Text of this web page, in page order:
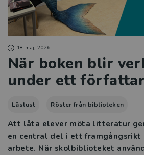
18 maj, 2026
När boken blir
under ett
Läslust Röster från biblioteken
Att låta elever möta litteratur
en central del i ett framgångsrikt
arbete. När skolbiblioteket